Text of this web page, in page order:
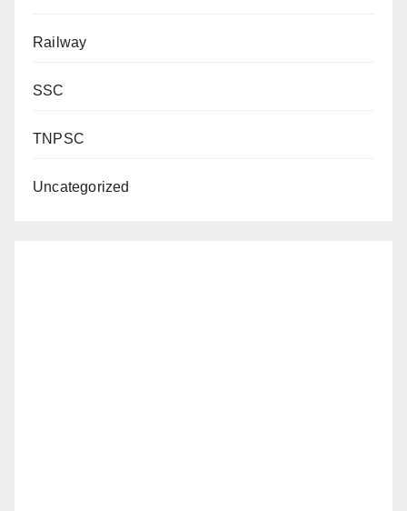
Railway
SSC
TNPSC
Uncategorized